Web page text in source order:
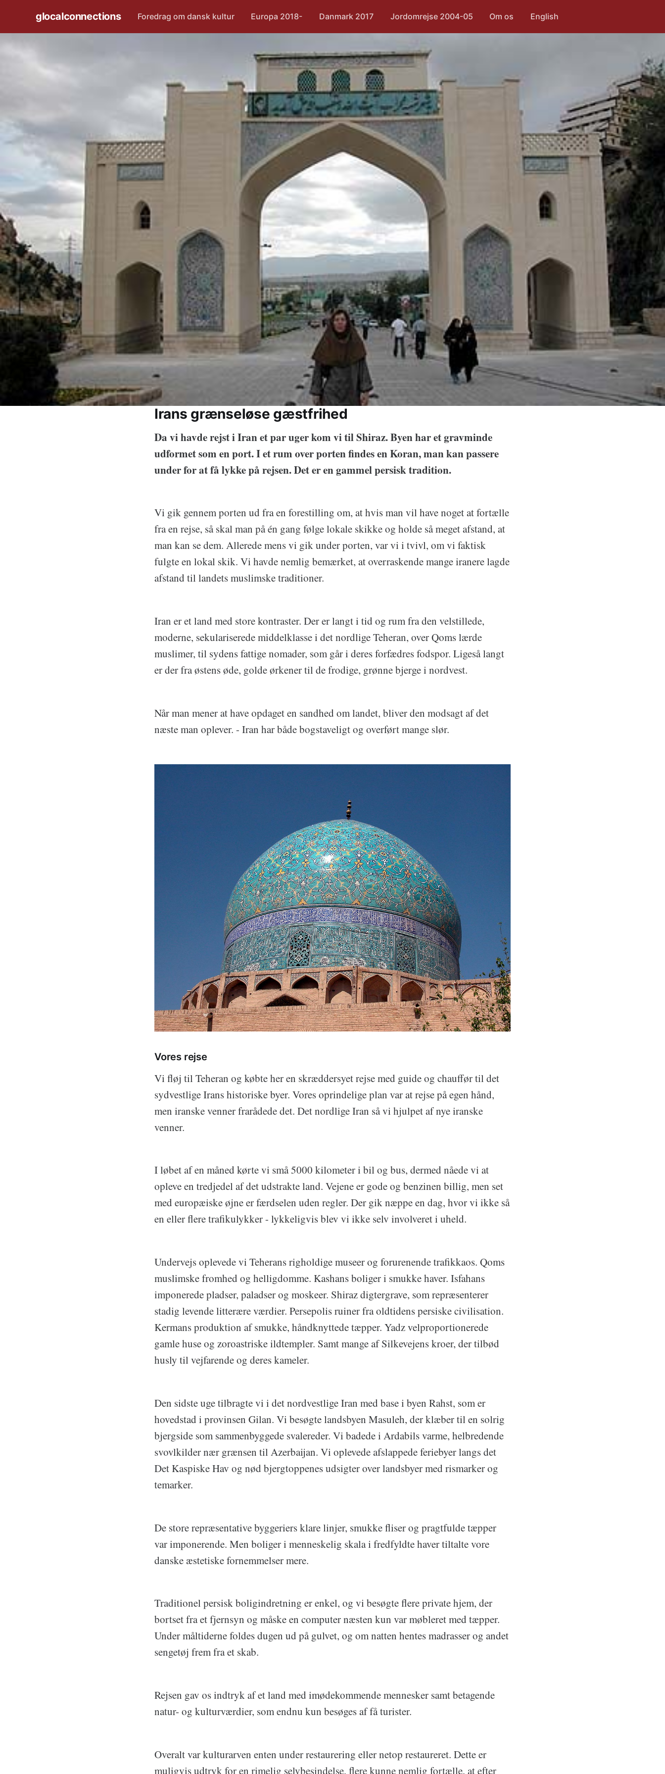
glocalconnections Foredrag om dansk kultur Europa 2018- Danmark 2017 Jordomrejse 2004-05 Om os English
Irans grænseløse gæstfrihed
Da vi havde rejst i Iran et par uger kom vi til Shiraz. Byen har et gravminde
udformet som en port. I et rum over porten findes en Koran, man kan passere
under for at få lykke på rejsen. Det er en gammel persisk tradition.
Vi gik gennem porten ud fra en forestilling om, at hvis man vil have noget at fortælle
fra en rejse, så skal man på én gang følge lokale skikke og holde så meget afstand, at
man kan se dem. Allerede mens vi gik under porten, var vi i tvivl, om vi faktisk
fulgte en lokal skik. Vi havde nemlig bemærket, at overraskende mange iranere lagde
afstand til landets muslimske traditioner.
Iran er et land med store kontraster. Der er langt i tid og rum fra den velstillede,
moderne, sekulariserede middelklasse i det nordlige Teheran, over Qoms lærde
muslimer, til sydens fattige nomader, som går i deres forfædres fodspor. Ligeså langt
er der fra østens øde, golde ørkener til de frodige, grønne bjerge i nordvest.
Når man mener at have opdaget en sandhed om landet, bliver den modsagt af det
næste man oplever. - Iran har både bogstaveligt og overført mange slør.
Vores rejse
Vi fløj til Teheran og købte her en skræddersyet rejse med guide og chauffør til det
sydvestlige Irans historiske byer. Vores oprindelige plan var at rejse på egen hånd,
men iranske venner frarådede det. Det nordlige Iran så vi hjulpet af nye iranske
venner.
I løbet af en måned kørte vi små 5000 kilometer i bil og bus, dermed nåede vi at
opleve en tredjedel af det udstrakte land. Vejene er gode og benzinen billig, men set
med europæiske øjne er færdselen uden regler. Der gik næppe en dag, hvor vi ikke så
en eller flere trafikulykker - lykkeligvis blev vi ikke selv involveret i uheld.
Undervejs oplevede vi Teherans righoldige museer og forurenende trafikkaos. Qoms
muslimske fromhed og helligdomme. Kashans boliger i smukke haver. Isfahans
imponerede pladser, paladser og moskeer. Shiraz digtergrave, som repræsenterer
stadig levende litterære værdier. Persepolis ruiner fra oldtidens persiske civilisation.
Kermans produktion af smukke, håndknyttede tæpper. Yadz velproportionerede
gamle huse og zoroastriske ildtempler. Samt mange af Silkevejens kroer, der tilbød
husly til vejfarende og deres kameler.
Den sidste uge tilbragte vi i det nordvestlige Iran med base i byen Rahst, som er
hovedstad i provinsen Gilan. Vi besøgte landsbyen Masuleh, der klæber til en solrig
bjergside som sammenbyggede svalereder. Vi badede i Ardabils varme, helbredende
svovlkilder nær grænsen til Azerbaijan. Vi oplevede afslappede feriebyer langs det
Det Kaspiske Hav og nød bjergtoppenes udsigter over landsbyer med rismarker og
temarker.
De store repræsentative byggeriers klare linjer, smukke fliser og pragtfulde tæpper
var imponerende. Men boliger i menneskelig skala i fredfyldte haver tiltalte vore
danske æstetiske fornemmelser mere.
Traditionel persisk boligindretning er enkel, og vi besøgte flere private hjem, der
bortset fra et fjernsyn og måske en computer næsten kun var møbleret med tæpper.
Under måltiderne foldes dugen ud på gulvet, og om natten hentes madrasser og andet
sengetøj frem fra et skab.
Rejsen gav os indtryk af et land med imødekommende mennesker samt betagende
natur- og kulturværdier, som endnu kun besøges af få turister.
Overalt var kulturarven enten under restaurering eller netop restaureret. Dette er
muligvis udtryk for en rimelig selvbesindelse, flere kunne nemlig fortælle, at efter